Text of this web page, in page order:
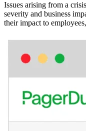
Issues arising from a
severity and business
their impact to